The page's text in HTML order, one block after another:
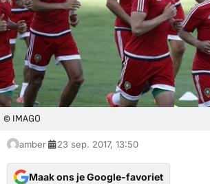
© IMAGO
amber 23 sep. 2017, 13:50
Maak ons je Google-favoriet